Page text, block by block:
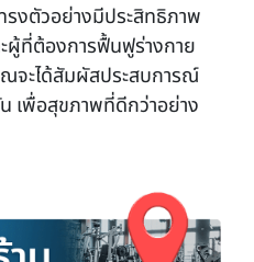
งตัวอย่างมีประสิทธิภาพ
ผู้ที่ต้องการฟื้นฟูร่างกาย
จะได้สัมผัสประสบการณ์
เพื่อสุขภาพที่ดีกว่าอย่าง